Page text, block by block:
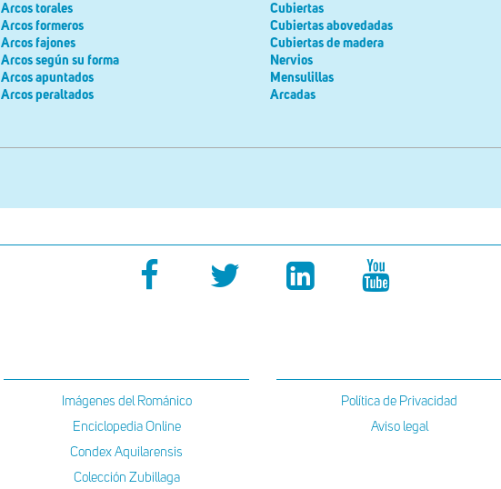
Arcos torales
Arcos formeros
Arcos fajones
Arcos según su forma
Arcos apuntados
Arcos peraltados
Cubiertas
Cubiertas abovedadas
Cubiertas de madera
Nervios
Mensulillas
Arcadas
Imágenes del Románico
Enciclopedia Online
Condex Aquilarensis
Colección Zubillaga
Política de Privacidad
Aviso legal